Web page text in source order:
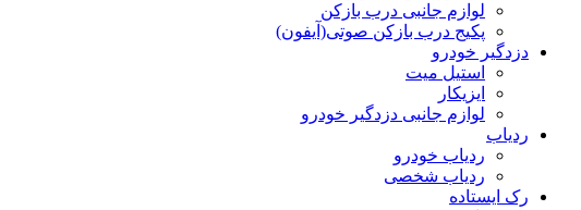
لوازم جانبی درب بازکن
پکیج درب بازکن صوتی(آیفون)
دزدگیر خودرو
استیل میت
ایزیکار
لوازم جانبی دزدگیر خودرو
ردیاب
ردیاب خودرو
ردیاب شخصی
رک ایستاده